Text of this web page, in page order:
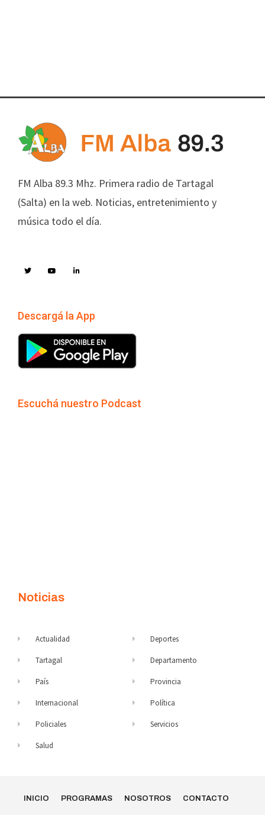
FM Alba 89.3 Mhz. Primera radio de Tartagal
(Salta) en la web. Noticias, entretenimiento y
música todo el día.
Descargá la App
Escuchá nuestro Podcast
Noticias
Actualidad
Tartagal
País
Internacional
Policiales
Salud
Deportes
Departamento
Provincia
Política
Servicios
INICIO PROGRAMAS NOSOTROS CONTACTO